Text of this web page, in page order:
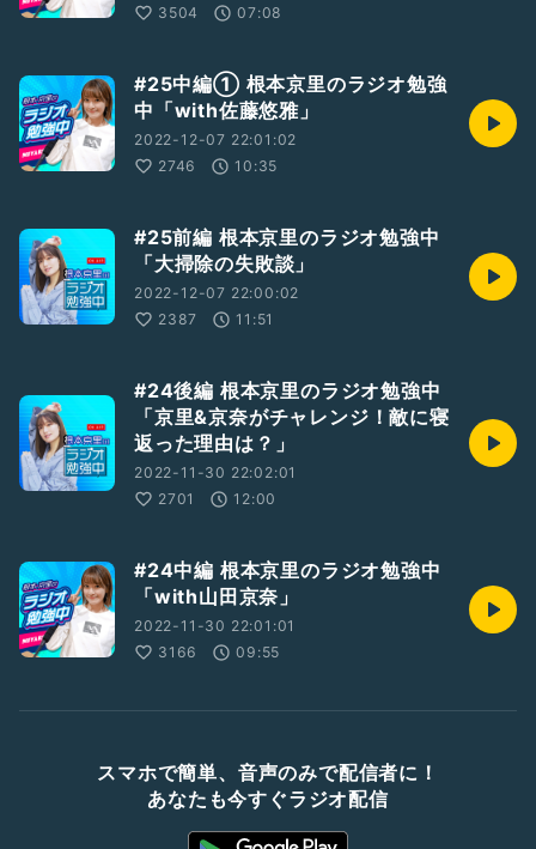
3504
07:08
#25中編① 根本京里のラジオ勉強
中「with佐藤悠雅」
2022-12-07 22:01:02
2746
10:35
#25前編 根本京里のラジオ勉強中
「大掃除の失敗談」
2022-12-07 22:00:02
2387
11:51
#24後編 根本京里のラジオ勉強中
「京里&京奈がチャレンジ！敵に寝
返った理由は？」
2022-11-30 22:02:01
2701
12:00
#24中編 根本京里のラジオ勉強中
「with山田京奈」
2022-11-30 22:01:01
3166
09:55
スマホで簡単、音声のみで配信者に！
あなたも今すぐラジオ配信